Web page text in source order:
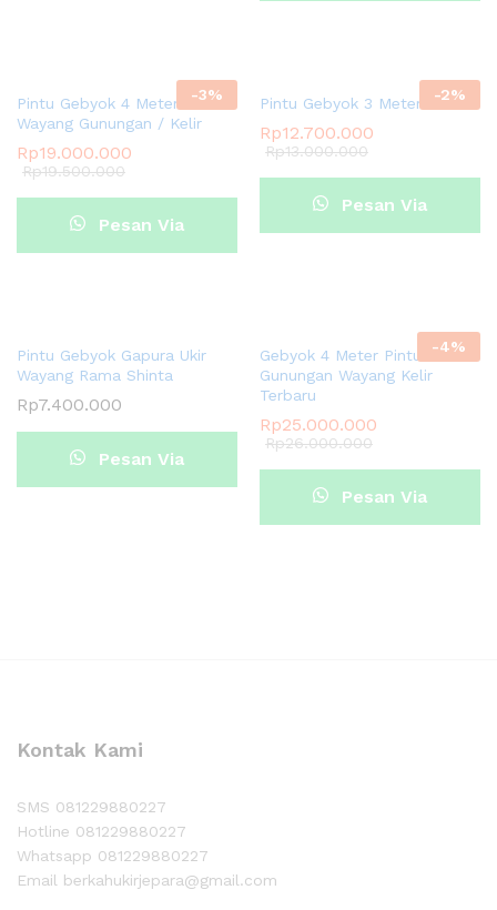
-3%
Pintu Gebyok 4 Meter Ukir
Wayang Gunungan / Kelir
Rp19.000.000
Rp19.500.000
Pesan Via
-2%
Pintu Gebyok 3 Meter Terlaris
Rp12.700.000
Rp13.000.000
Pesan Via
Pintu Gebyok Gapura Ukir
Wayang Rama Shinta
Rp7.400.000
Pesan Via
-4%
Gebyok 4 Meter Pintu Ukir
Gunungan Wayang Kelir
Terbaru
Rp25.000.000
Rp26.000.000
Pesan Via
Kontak Kami
SMS 081229880227
Hotline 081229880227
Whatsapp 081229880227
Email berkahukirjepara@gmail.com